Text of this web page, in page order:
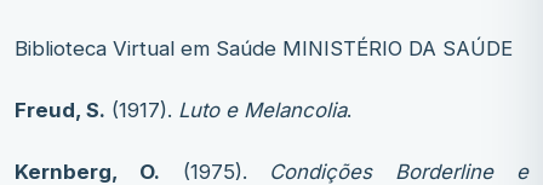
Biblioteca Virtual em Saúde MINISTÉRIO DA SAÚDE
Freud, S. (1917). Luto e Melancolia.
Kernberg, O. (1975). Condições Borderline e